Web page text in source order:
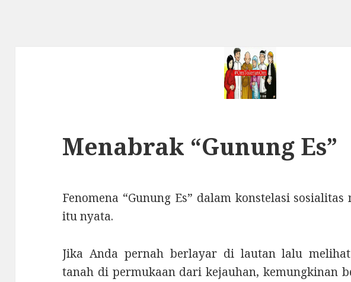
Menabrak “Gunung Es”
Fenomena “Gunung Es” dalam konstelasi
itu nyata.
Jika Anda pernah berlayar di lautan lalu
tanah di permukaan dari kejauhan, kemungkinan